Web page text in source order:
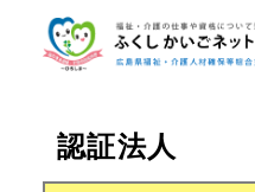
認証法人